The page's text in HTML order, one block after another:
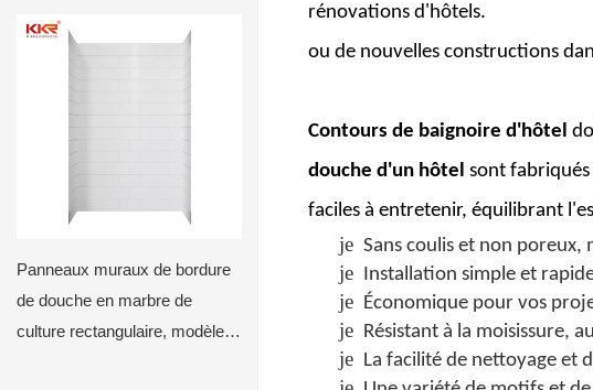
Panneaux muraux de bordure
de douche en marbre de
culture rectangulaire, modèle
rénovations d'hôtels.
ou de nouvelles constructions
Contours de baignoire d'hôtel
douche d'un hôtel sont
faciles à entretenir, équilibrant
je Sans coulis et non
je Installation simple et
je Économique pour vos
je Résistant à la moisissure,
je La facilité de nettoyage et